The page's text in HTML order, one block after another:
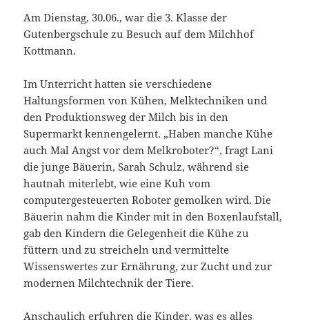
Am Dienstag, 30.06., war die 3. Klasse der
Gutenbergschule zu Besuch auf dem Milchhof
Kottmann.
Im Unterricht hatten sie verschiedene
Haltungsformen von Kühen, Melktechniken und
den Produktionsweg der Milch bis in den
Supermarkt kennengelernt. „Haben manche Kühe
auch Mal Angst vor dem Melkroboter?“, fragt Lani
die junge Bäuerin, Sarah Schulz, während sie
hautnah miterlebt, wie eine Kuh vom
computergesteuerten Roboter gemolken wird. Die
Bäuerin nahm die Kinder mit in den Boxenlaufstall,
gab den Kindern die Gelegenheit die Kühe zu
füttern und zu streicheln und vermittelte
Wissenswertes zur Ernährung, zur Zucht und zur
modernen Milchtechnik der Tiere.
Anschaulich erfuhren die Kinder, was es alles